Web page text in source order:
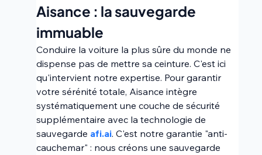
Aisance : la sauvegarde
immuable
Conduire la voiture la plus sûre du monde ne
dispense pas de mettre sa ceinture. C'est ici
qu'intervient notre expertise. Pour garantir
votre sérénité totale, Aisance intègre
systématiquement une couche de sécurité
supplémentaire avec la technologie de
sauvegarde afi.ai. C'est notre garantie "anti-
cauchemar" : nous créons une sauvegarde